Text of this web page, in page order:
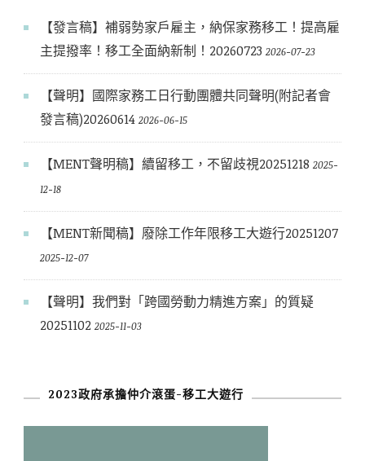
【發言稿】補弱勢家戶雇主，納保家務移工！提高雇
主提撥率！移工全面納新制！20260723 2026-07-23
【聲明】國際家務工日行動團體共同聲明(附記者會
發言稿)20260614 2026-06-15
【MENT聲明稿】續留移工，不留歧視20251218 2025-
12-18
【MENT新聞稿】廢除工作年限移工大遊行20251207
2025-12-07
【聲明】我們對「跨國勞動力精進方案」的質疑
20251102 2025-11-03
2023政府承擔仲介滾蛋-移工大遊行